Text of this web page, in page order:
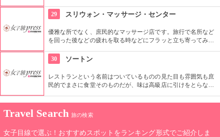
てひんやり美味しい。一番人気はなんといってもマンゴー。そ
の他多種類のトッピングがあり自分だけのオリジナルスイーツ
も作れる。
29 スリウォン・マッサージ・センター
優雅な所でなく、庶民的なマッサージ店です。旅行で名所など
を回った後などの疲れを取る時などにフラッと立ち寄ってみる
確かです。
30 ソートン
レストランという名前はついているものの見た目も雰囲気も庶
民的でまさに食堂そのものだが、味は高級店に引けをとらな
焼いてくれる海老、しゃこ、貝、カニなどの魚介類はすべて新
鮮で美味！そのためいつも行列が絶えない。
Travel Search 旅の検索
女子目線で選ぶ！おすすめスポットをランキング形式でご紹介しま